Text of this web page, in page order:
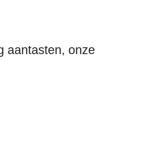
aantasten, onze